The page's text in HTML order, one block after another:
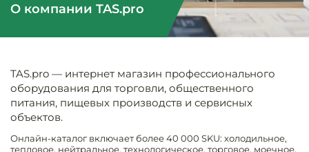
Тепловое
торговли,
Холодильная
иследования
Разработка
Ассортимент и
О компании TAS.pro
TAS.pro — интернет магазин профессионального
оборудования для торговли, общественного
питания, пищевых производств и сервисных
объектов.
Онлайн-каталог включает более 40 000 SKU: холодильное,
тепловое, нейтральное, технологическое, торговое, моечное,